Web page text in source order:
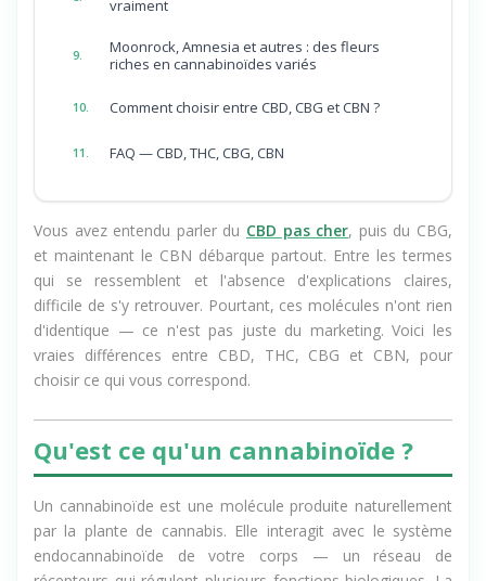
CBN et sommeil : ce que la recherche dit
Moonrock, Amnesia et autres : des fleurs
Vous avez entendu parler duCBD pas cher, puis du CBG,
et maintenant le CBN débarque partout. Entre les termes
qui se ressemblent et l'absence d'explications claires,
difficile de s'y retrouver. Pourtant, ces molécules n'ont rien
d'identique — ce n'est pas juste du marketing. Voici les
vraies différences entre CBD, THC, CBG et CBN, pour
Qu'est ce qu'un cannabinoïde ?
Un cannabinoïde est une molécule produite naturellement
par la plante de cannabis. Elle interagit avec le système